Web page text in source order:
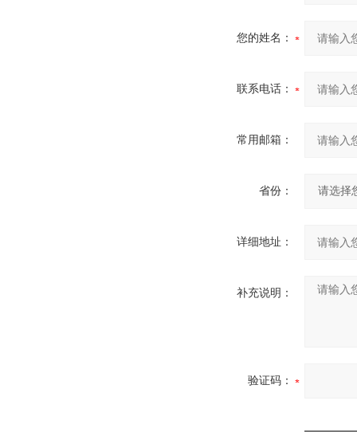
您的姓名：
联系电话：
常用邮箱：
省份：
详细地址：
补充说明：
验证码：